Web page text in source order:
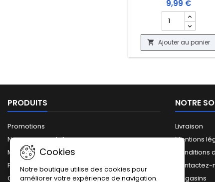
9,99 €
Champ quantité
 Ajouter au panier
PRODUITS
Promotions
Nouveaux produits
Meilleures ventes
Plan du site
Catalogue complet
NOTRE
Livraison
Mentions
Conditions
Contactez-
Magasins
Cookies
Notre boutique utilise des cookies pour
améliorer votre expérience de navigation.